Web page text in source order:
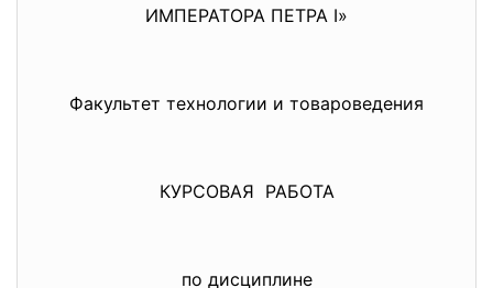
ИМПЕРАТОРА ПЕТРА I»
Факультет технологии и товароведения
КУРСОВАЯ РАБОТА
по дисциплине